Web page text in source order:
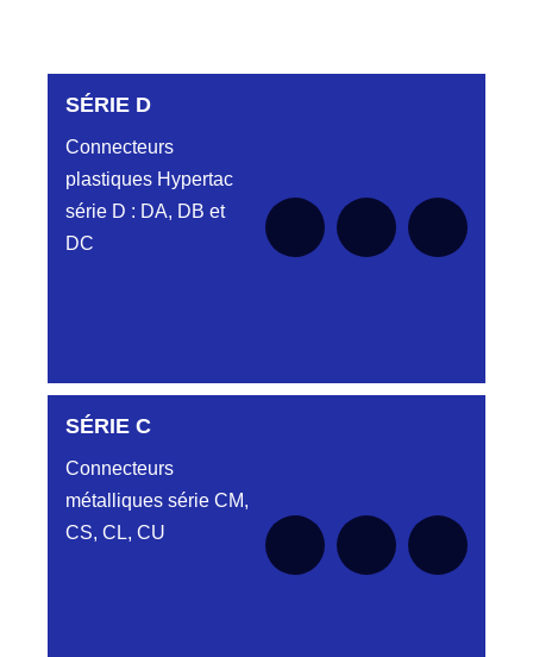
SÉRIE D
Connecteurs
plastiques Hypertac
série D : DA, DB et
DC
SÉRIE DA
Aucune pièce disponible pour cette série
pour le moment
SÉRIE DB
SÉRIE C
Connecteurs
métalliques série CM,
CS, CL, CU